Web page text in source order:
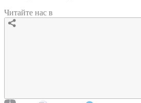
Читайте нас в